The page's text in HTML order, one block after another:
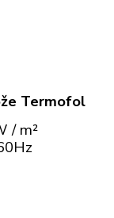
Termofol
/ m²